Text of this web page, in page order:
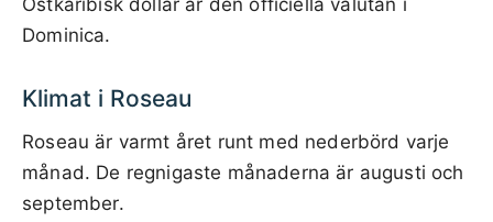
Dominica.
Klimat i Roseau
Roseau är varmt året runt med nederbörd varje
månad. De regnigaste månaderna är augusti och
september.